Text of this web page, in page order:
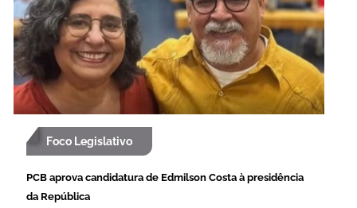
Foco Legislativo
PCB aprova candidatura de Edmilson Costa à presidência
da República